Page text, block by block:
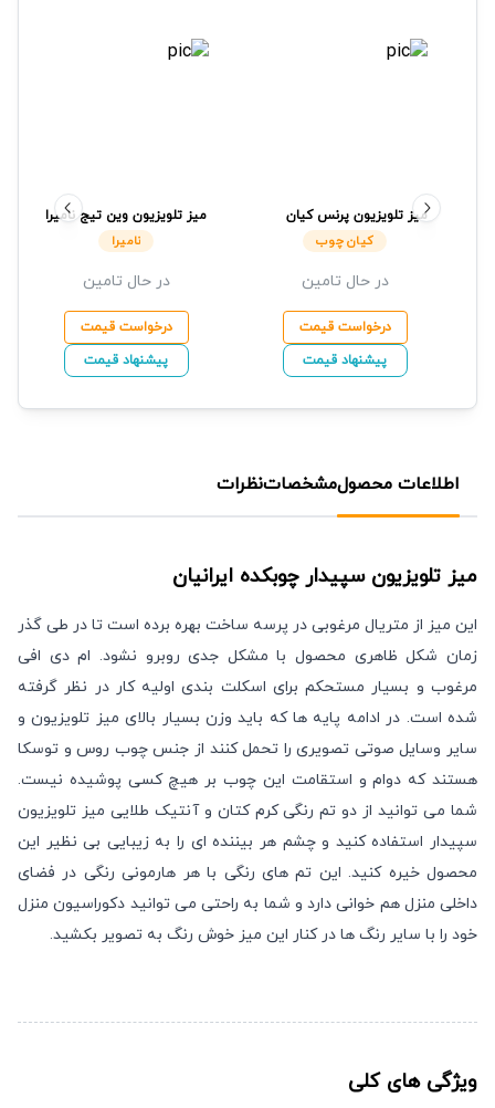
میز تلویزیون پرنس کیان
کیان چوب
در حال تامین
درخواست قیمت
پیشنهاد قیمت
میز تلویزیون وین تیج نامیرا
نامیرا
در حال تامین
درخواست قیمت
پیشنهاد قیمت
اطلاعات محصولمشخصاتنظرات
میز تلویزیون سپیدار چوبکده ایرانیان
این میز از متریال مرغوبی در پرسه ساخت بهره برده است تا در طی گذر
زمان شکل ظاهری محصول با مشکل جدی روبرو نشود. ام دی افی
مرغوب و بسیار مستحکم برای اسکلت بندی اولیه کار در نظر گرفته
شده است. در ادامه پایه ها که باید وزن بسیار بالای میز تلویزیون و
سایر وسایل صوتی تصویری را تحمل کنند از جنس چوب روس و توسکا
هستند که دوام و استقامت این چوب بر هیچ کسی پوشیده نیست.
شما می توانید از دو تم رنگی کرم کتان و آنتیک طلایی میز تلویزیون
سپیدار استفاده کنید و چشم هر بیننده ای را به زیبایی بی نظیر این
محصول خیره کنید. این تم های رنگی با هر هارمونی رنگی در فضای
داخلی منزل هم خوانی دارد و شما به راحتی می توانید دکوراسیون منزل
خود را با سایر رنگ ها در کنار این میز خوش رنگ به تصویر بکشید.
ویژگی های کلی